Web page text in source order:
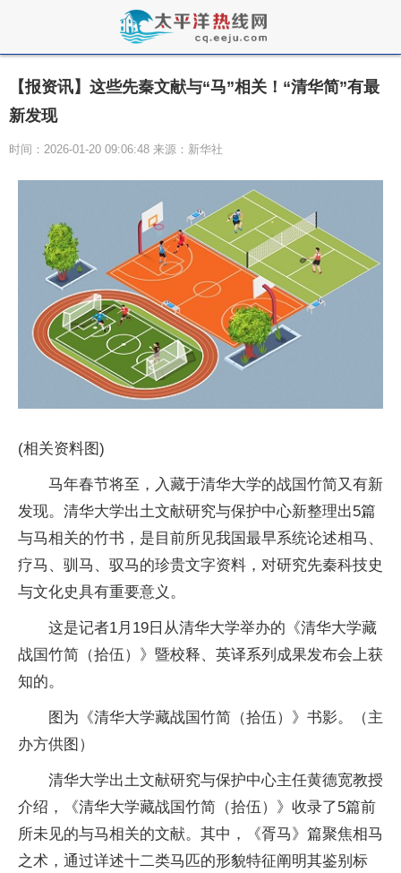
【报资讯】这些先秦文献与“马”相关！“清华简”有最
新发现
时间：2026-01-20 09:06:48 来源：新华社
(相关资料图)
马年春节将至，入藏于清华大学的战国竹简又有新
发现。清华大学出土文献研究与保护中心新整理出5篇
与马相关的竹书，是目前所见我国最早系统论述相马、
疗马、驯马、驭马的珍贵文字资料，对研究先秦科技史
与文化史具有重要意义。
这是记者1月19日从清华大学举办的《清华大学藏
战国竹简（拾伍）》暨校释、英译系列成果发布会上获
知的。
图为《清华大学藏战国竹简（拾伍）》书影。（主
办方供图）
清华大学出土文献研究与保护中心主任黄德宽教授
介绍，《清华大学藏战国竹简（拾伍）》收录了5篇前
所未见的与马相关的文献。其中，《胥马》篇聚焦相马
之术，通过详述十二类马匹的形貌特征阐明其鉴别标